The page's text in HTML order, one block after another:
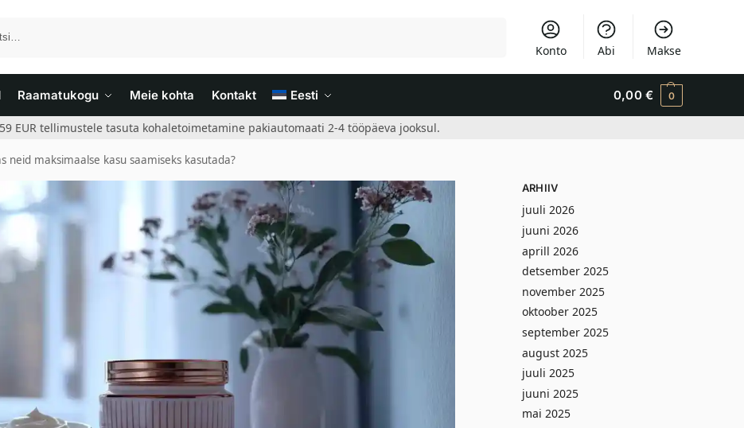
Konto Abi Makse
Raamatukogu Meie kohta Kontakt Eesti 0,00 € 0
EUR tellimustele tasuta kohaletoimetamine pakiautomaati 2-4 tööpäeva jooksul.
neid maksimaalse kasu saamiseks kasutada?
ARHIIV
juuli 2026
juuni 2026
aprill 2026
detsember 2025
november 2025
oktoober 2025
september 2025
august 2025
juuli 2025
juuni 2025
mai 2025